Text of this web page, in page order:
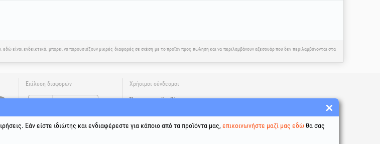
εδώ είναι ενδεικτικά, μπορεί να παρουσιάζουν μικρές διαφορές σε σχέση με το προϊόν προς πώληση και να περιλαμβάνουν αξεσουάρ που δεν περιλαμβάνονται στα
Επίλυση διαφορών Χρήσιμοι σύνδεσμοι
Όροι και προϋποθέσεις
Πολιτική χρήσης cookies
Δεδομένα ταυτότητας της εταιρείας
Εάν είστε ιδιώτης και ενδιαφέρεστε για κάποιο από τα προϊόντα μας, επικοινωνήστε μαζί μας εδώ θα σας